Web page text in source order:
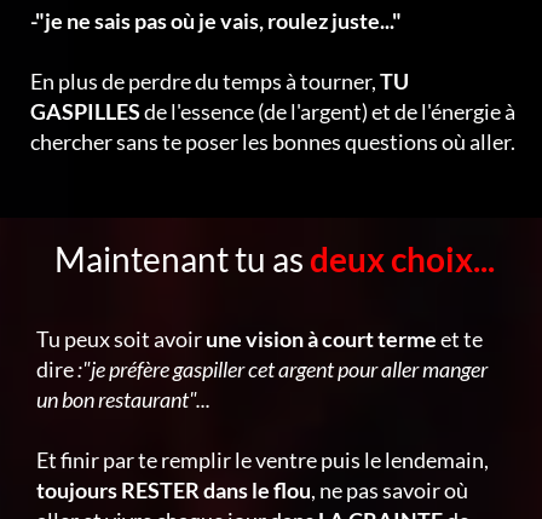
-"je ne sais pas où je vais, roulez juste..."
En plus de perdre du temps à tourner,TU
GASPILLESde l'essence (de l'argent) et de l'énergie à
chercher sans te poser les bonnes questions où aller.
Maintenant tu asdeux choix...
Tu peux soit avoirune vision à court termeet te
dire:"je préfère gaspiller cet argent pour aller manger
un bon restaurant"...
Et finir par te remplir le ventre puis le lendemain,
toujours RESTER dans le flou, ne pas savoir où